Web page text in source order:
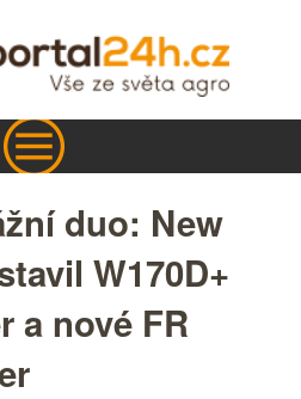
duo: New
W170D+
a nové FR